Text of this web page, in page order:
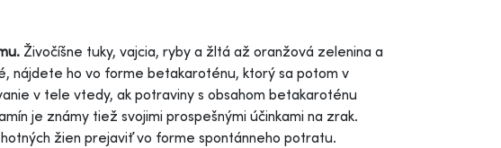
Živočíšne tuky, vajcia, ryby a žltá až oranžová zelenina a
nájdete ho vo forme betakaroténu, ktorý sa potom v
v tele vtedy, ak potraviny s obsahom betakaroténu
je známy tiež svojimi prospešnými účinkami na zrak.
žien prejaviť vo forme spontánneho potratu.